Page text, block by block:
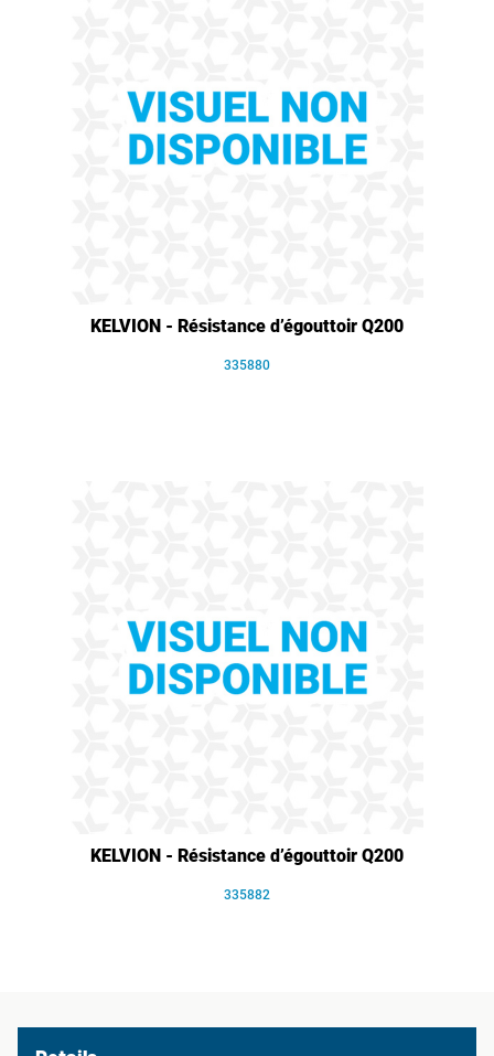
KELVION - Résistance d’égouttoir Q200
335880
KELVION - Résistance d’égouttoir Q200
335882